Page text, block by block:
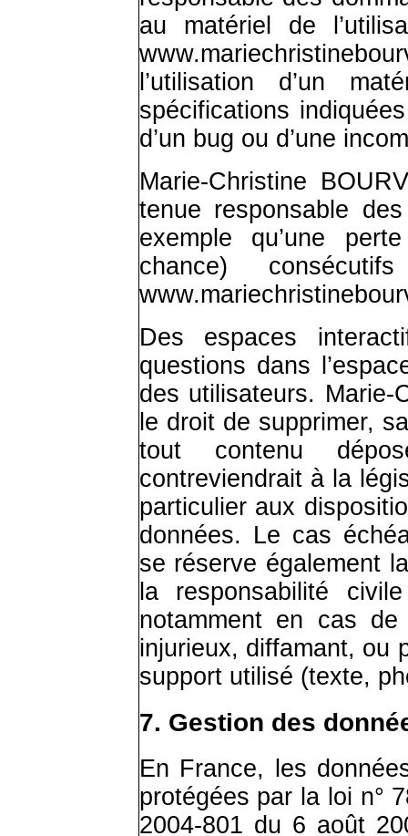
au matériel de
l’utilisation d’un
spécifications
d’un bug ou d’une
Marie-Christine
tenue responsable
exemple qu’une
chance)
Des espaces
questions dans
des utilisateurs. Marie-
le droit de supprimer,
tout contenu
contreviendrait à la
particulier aux
données. Le cas
se réserve également
la responsabilité
notamment en cas
injurieux, diffamant, ou
support utilisé (texte,
7. Gestion des
En France, les
protégées par la loi n°
2004-801 du 6 août